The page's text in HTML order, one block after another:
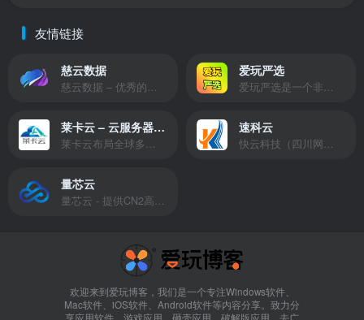
友情链接
慈云数据
慈云数据 – 优秀的云服务器服务商，提供最具有性价比的产品。慈云数据是开发者必不可少的良心云
爱玩严选
爱玩严选是一个非常有保障且性价比极高的虚拟商城，包括但不限于苹果证书、技术指导、会员充值等多种虚拟服务！
莱卡云 – 云服务器提供商
莱卡云布局全球多个地理区域。提供服务有：境外云服务器、国内云服务器、独立服务器、服务器托管、CDN、SSL证书、游戏服务器等业务。
速科云
快云科技（四川网联快云科技有限公司）成立于2021年，主营互联网业务平台服务提供商。公司专注为用户提供低价高性能云计算产品，致力于云计算应用的易用性开发，并引导云计算在国内普及
量芯云
量芯云 - 提供CN2高速香港美国云服务器&专业高防服务器租用等云服务器供应商
欢迎来到爱玩博客，我们是一个专注Windows软件、
Mac软件、iOS软件、Android软件等内容分享。致力分